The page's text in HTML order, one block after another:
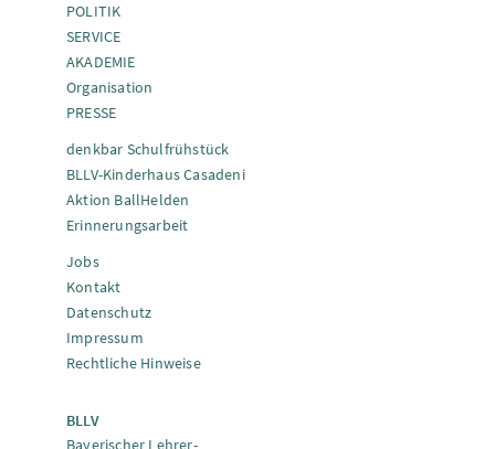
POLITIK
SERVICE
AKADEMIE
Organisation
PRESSE
denkbar Schulfrühstück
BLLV-Kinderhaus Casadeni
Aktion BallHelden
Erinnerungsarbeit
Jobs
Kontakt
Datenschutz
Impressum
Rechtliche Hinweise
BLLV
Bayerischer Lehrer-